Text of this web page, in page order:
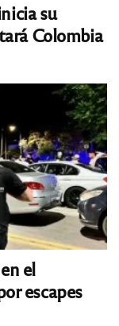
su
Colombia
el
escapes